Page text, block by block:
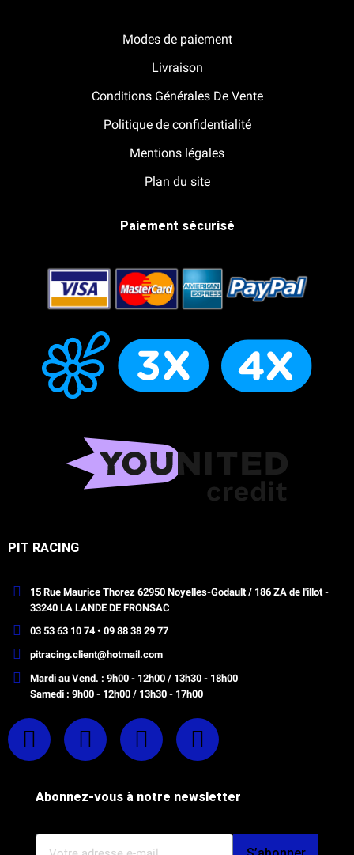
Modes de paiement
Livraison
Conditions Générales De Vente
Politique de confidentialité
Mentions légales
Plan du site
Paiement sécurisé
PIT RACING
15 Rue Maurice Thorez 62950 Noyelles-Godault / 186 ZA de l'illot -
33240 LA LANDE DE FRONSAC
03 53 63 10 74 • 09 88 38 29 77
pitracing.client@hotmail.com
Mardi au Vend. : 9h00 - 12h00 / 13h30 - 18h00
Samedi : 9h00 - 12h00 / 13h30 - 17h00
Abonnez-vous à notre newsletter